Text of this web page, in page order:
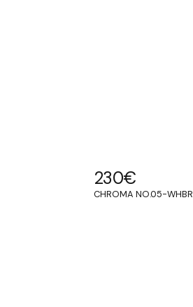
230€
CHROMA NO.05-WHBR